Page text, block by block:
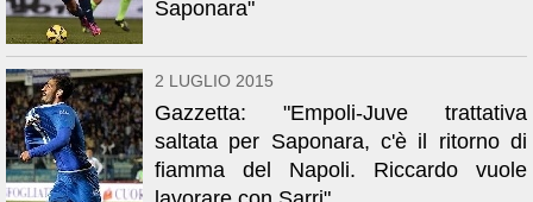
Saponara"
2 LUGLIO 2015
Gazzetta: "Empoli-Juve trattativa
saltata per Saponara, c'è il ritorno di
fiamma del Napoli. Riccardo vuole